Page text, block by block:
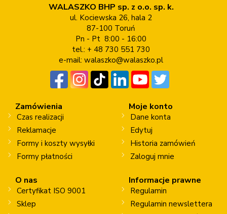
WALASZKO BHP sp. z o.o. sp. k.
ul. Kociewska 26, hala 2
87-100 Toruń
Pn - Pt 8:00 - 16:00
tel.: + 48 730 551 730
e-mail: walaszko@walaszko.pl
Zamówienia
Czas realizacji
Reklamacje
Formy i koszty wysyłki
Formy płatności
Moje konto
Dane konta
Edytuj
Historia zamówień
Zaloguj mnie
O nas
Certyfikat ISO 9001
Sklep
Informacje prawne
Regulamin
Regulamin newslettera